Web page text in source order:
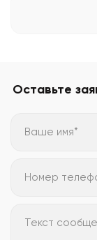
Оставьте
Ваше имя*
Номер
Текст